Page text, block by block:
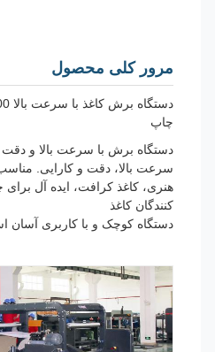
مرور کلی محصول
سرعت بالا، دقت و کارایی. مناسب
هنری، کاغذ کرافت، ایده آل برای چاپ،
کنندگان کاغذ
دستگاه کوچک و با کاربری آسان است.